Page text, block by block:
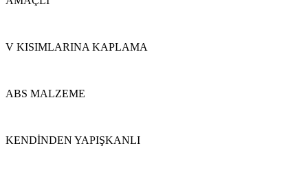
V KISIMLARINA KAPLAMA
ABS MALZEME
KENDİNDEN YAPIŞKANLI